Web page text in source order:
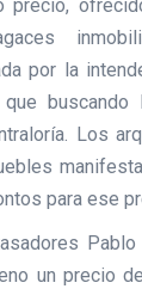
precio,
por la
buscando
Los
para ese
un precio